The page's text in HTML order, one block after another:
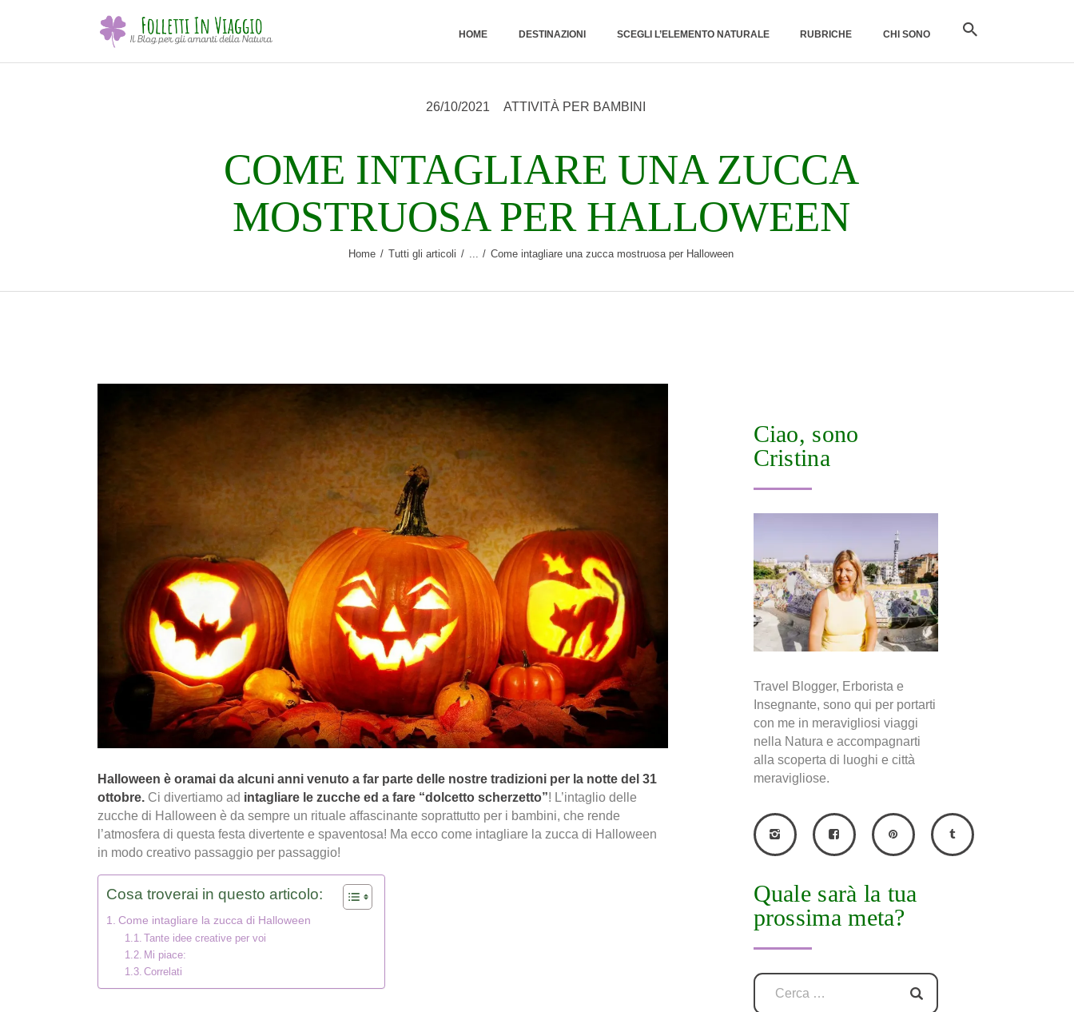
HOME DESTINAZIONI SCEGLI L’ELEMENTO NATURALE RUBRICHE CHI SONO
26/10/2021 ATTIVITÀ PER BAMBINI
COME INTAGLIARE UNA ZUCCA
MOSTRUOSA PER HALLOWEEN
Home Tutti gli articoli ... Come intagliare una zucca mostruosa per Halloween
HOME
DESTINAZIONI
SCEGLI
L’ELEMENTO
NATURALE
RUBRICHE
Halloween è oramai da alcuni anni venuto a far parte delle nostre tradizioni per la notte del 31
ottobre. Ci divertiamo ad intagliare le zucche ed a fare “dolcetto scherzetto”! L’intaglio delle
zucche di Halloween è da sempre un rituale affascinante soprattutto per i bambini, che rende
l’atmosfera di questa festa divertente e spaventosa! Ma ecco come intagliare la zucca di Halloween
in modo creativo passaggio per passaggio!
Cosa troverai in questo articolo:
Come intagliare la zucca di Halloween
Tante idee creative per voi
Mi piace:
Correlati
Ciao, sono
Cristina
Travel Blogger, Erborista e
Insegnante, sono qui per portarti
con me in meravigliosi viaggi
nella Natura e accompagnarti
alla scoperta di luoghi e città
meravigliose.
Quale sarà la tua
prossima meta?